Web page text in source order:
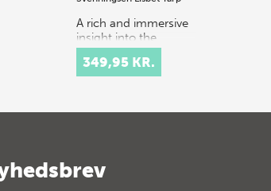
A rich and immersive
insight into the
spectacular courtly
festival culture of
16th and 17th-
349,95 KR.